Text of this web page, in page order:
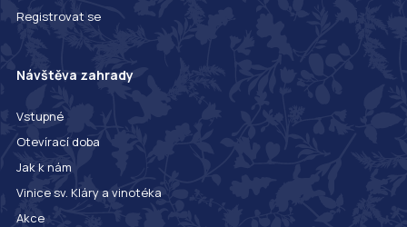
Registrovat se
Návštěva zahrady
Vstupné
Otevírací doba
Jak k nám
Vinice sv. Kláry a vinotéka
Akce